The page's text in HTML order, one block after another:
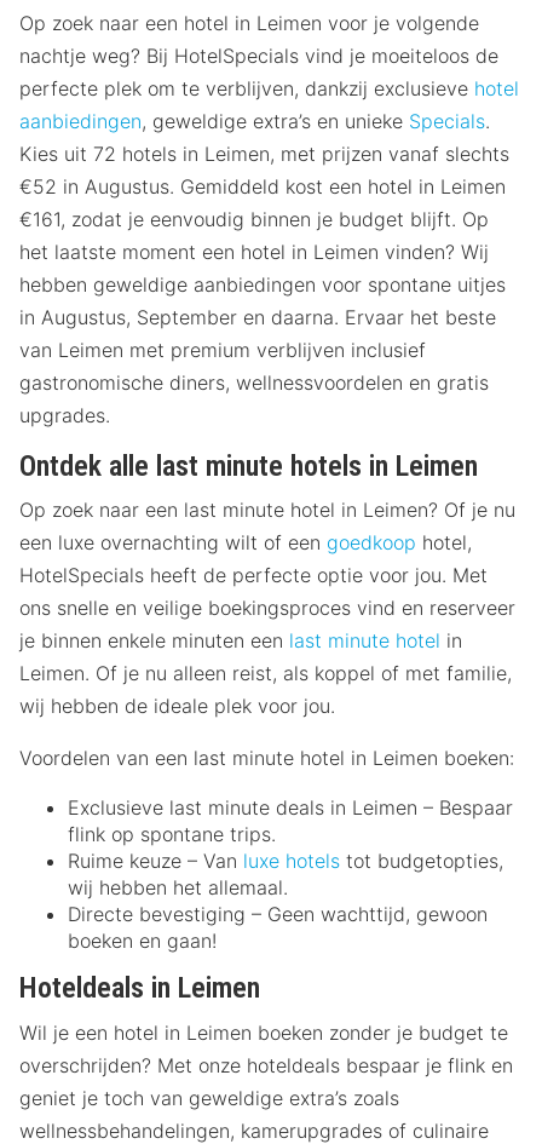
Op zoek naar een hotel in Leimen voor je volgende
nachtje weg? Bij HotelSpecials vind je moeiteloos de
perfecte plek om te verblijven, dankzij exclusieve hotel
aanbiedingen, geweldige extra’s en unieke Specials.
Kies uit 72 hotels in Leimen, met prijzen vanaf slechts
€52 in Augustus. Gemiddeld kost een hotel in Leimen
€161, zodat je eenvoudig binnen je budget blijft. Op
het laatste moment een hotel in Leimen vinden? Wij
hebben geweldige aanbiedingen voor spontane uitjes
in Augustus, September en daarna. Ervaar het beste
van Leimen met premium verblijven inclusief
gastronomische diners, wellnessvoordelen en gratis
upgrades.
Ontdek alle last minute hotels in Leimen
Op zoek naar een last minute hotel in Leimen? Of je nu
een luxe overnachting wilt of een goedkoop hotel,
HotelSpecials heeft de perfecte optie voor jou. Met
ons snelle en veilige boekingsproces vind en reserveer
je binnen enkele minuten een last minute hotel in
Leimen. Of je nu alleen reist, als koppel of met familie,
wij hebben de ideale plek voor jou.
Voordelen van een last minute hotel in Leimen boeken:
Exclusieve last minute deals in Leimen – Bespaar
flink op spontane trips.
Ruime keuze – Van luxe hotels tot budgetopties,
wij hebben het allemaal.
Directe bevestiging – Geen wachttijd, gewoon
boeken en gaan!
Hoteldeals in Leimen
Wil je een hotel in Leimen boeken zonder je budget te
overschrijden? Met onze hoteldeals bespaar je flink en
geniet je toch van geweldige extra’s zoals
wellnessbehandelingen, kamerupgrades of culinaire